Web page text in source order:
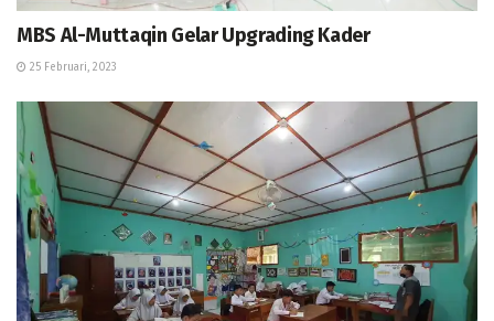
MBS Al-Muttaqin Gelar Upgrading Kader
25 Februari, 2023